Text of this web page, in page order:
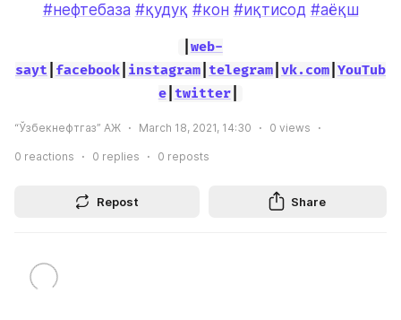
#нефтебаза #қудуқ #кон #иқтисод #аёқш
web-
sayt facebook instagram telegram vk.com YouTub
e| twitter|
“Ўзбекнефтгаз” АЖ March 18, 2021, 14:30 0 views
0 reactions 0 replies 0 reposts
Repost Share